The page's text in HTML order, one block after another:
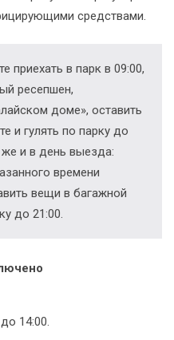
средствами.
приехать в парк в 09:00,
ресепшен,
доме», оставить
и гулять по парку до
же и в день выезда:
времени
вещи в багажной
до 21:00.
14:00.